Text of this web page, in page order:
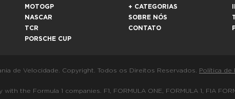
MOTOGP
NASCAR
TCR
PORSCHE CUP
+ CATEGORIAS
SOBRE NÓS
CONTATO
de Velocidade. Copyright. Todos os Direitos Reservados. Política de
the Formula 1 companies. F1, FORMULA ONE, FORMULA 1, FIA